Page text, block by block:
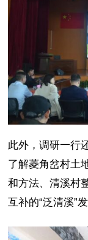
此外，调研一行
了解菱角岔村土
和方法、清溪村
互补的“泛清溪”